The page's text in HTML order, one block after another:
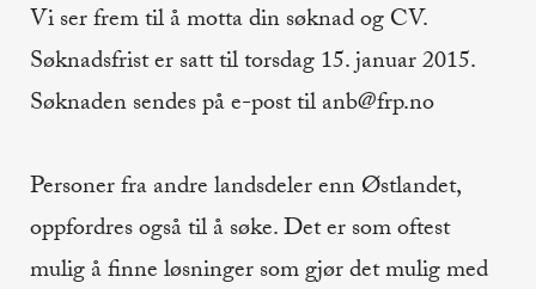
Vi ser frem til å motta din søknad og CV.
Søknadsfrist er satt til torsdag 15. januar 2015.
Søknaden sendes på e-post til anb@frp.no
Personer fra andre landsdeler enn Østlandet,
oppfordres også til å søke. Det er som oftest
mulig å finne løsninger som gjør det mulig med